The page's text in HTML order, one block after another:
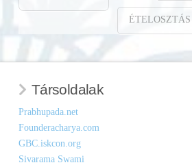
ÉTELOSZTÁS
Társoldalak
Prabhupada.net
Founderacharya.com
GBC.iskcon.org
Sivarama Swami